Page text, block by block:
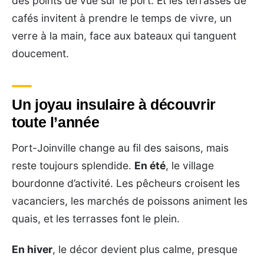
cafés invitent à prendre le temps de vivre, un
verre à la main, face aux bateaux qui tanguent
doucement.
Un joyau insulaire à découvrir
toute l’année
Port-Joinville change au fil des saisons, mais
reste toujours splendide. En été, le village
bourdonne d’activité. Les pêcheurs croisent les
vacanciers, les marchés de poissons animent les
quais, et les terrasses font le plein.
En hiver, le décor devient plus calme, presque